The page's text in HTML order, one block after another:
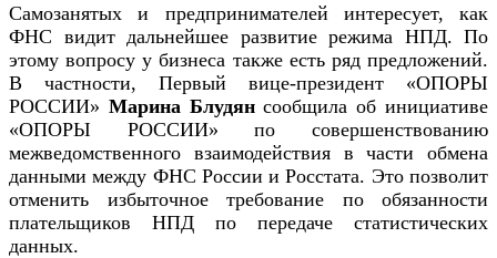
Самозанятых и предпринимателей интересует, как
ФНС видит дальнейшее развитие режима НПД. По
этому вопросу у бизнеса также есть ряд предложений.
В частности, Первый вице-президент «ОПОРЫ
РОССИИ» Марина Блудянсообщила об инициативе
«ОПОРЫ РОССИИ» по совершенствованию
межведомственного взаимодействия в части обмена
данными между ФНС России и Росстата. Это позволит
отменить избыточное требование по обязанности
плательщиков НПД по передаче статистических
данных.